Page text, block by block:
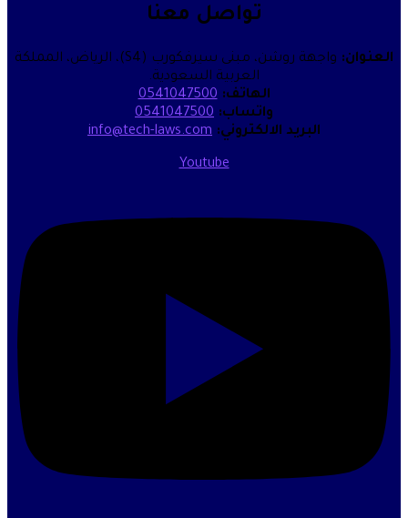
تواصل معنا
العنوان:
واجهة روشن، مبنى سيرفكورب (S4)، الرياض، المملكة
العربية السعودية.
الهاتف:0541047500
واتساب: 0541047500
البريد الالكتروني: info@tech-laws.com
Youtube